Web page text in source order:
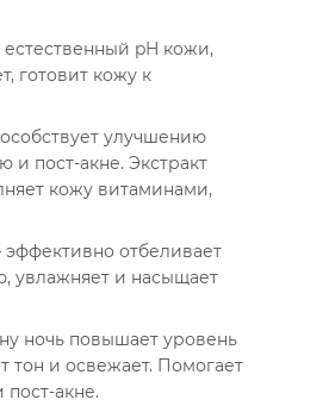
pH кожи,
готовит кожу к
улучшению
и пост-акне. Экстракт
кожу витаминами,
отбеливает
увлажняет и насыщает
ночь повышает уровень
тон и освежает. Помогает
акне.